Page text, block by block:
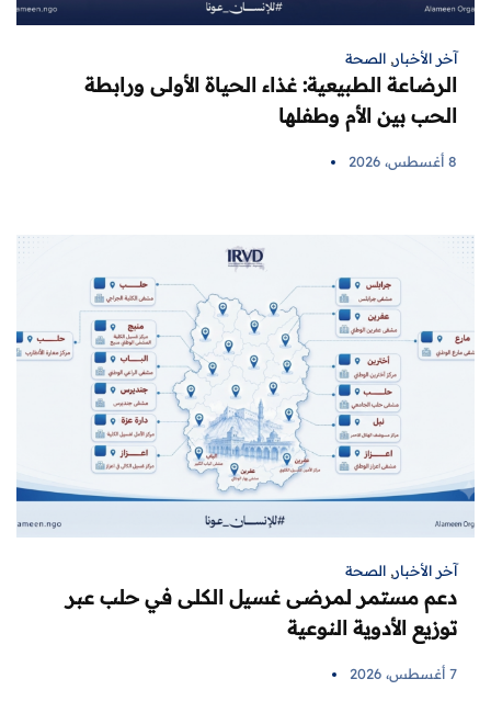
آخر الأخبار, الصحة
الرضاعة الطبيعية: غذاء الحياة الأولى ورابطة
الحب بين الأم وطفلها
8 أغسطس، 2026
آخر الأخبار, الصحة
دعم مستمر لمرضى غسيل الكلى في حلب عبر
توزيع الأدوية النوعية
7 أغسطس، 2026